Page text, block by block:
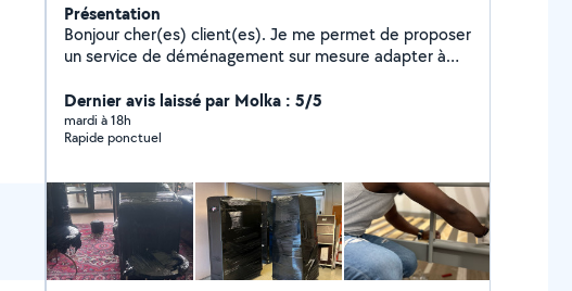
Présentation
Bonjour cher(es) client(es). Je me permet de proposer
un service de déménagement sur mesure adapter à
nécessaire pour mener a bien et en toute sérénité vos
projets. Votre confiance est capital pour nous.
Cordialement
Dernier avis laissé par Molka : 5/5
mardi à 18h
Rapide ponctuel